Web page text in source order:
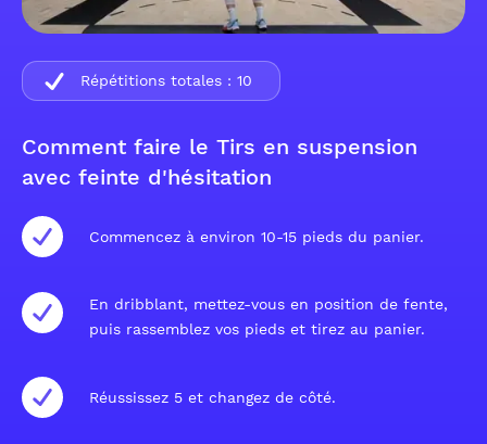
Comment faire le Tirs en suspension
avec feinte d'hésitation
Commencez à environ 10-15 pieds du panier.
En dribblant, mettez-vous en position de fente,
puis rassemblez vos pieds et tirez au panier.
Réussissez 5 et changez de côté.
Répétitions totales : 10